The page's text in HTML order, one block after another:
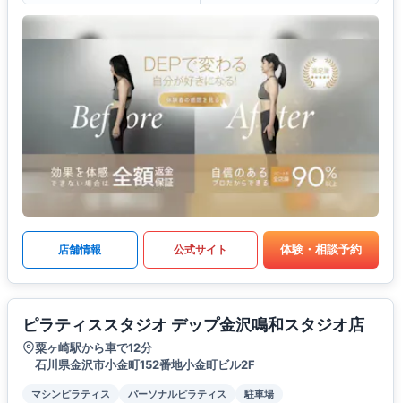
店舗情報 公式サイト 体験・相談予約
ピラティススタジオ デップ金沢鳴和スタジオ店
粟ヶ崎駅から車で12分
石川県金沢市小金町152番地小金町ビル2F
マシンピラティス パーソナルピラティス
駐車場